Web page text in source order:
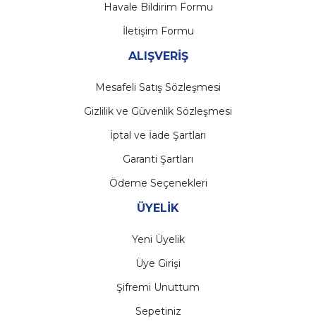
Havale Bildirim Formu
İletişim Formu
ALIŞVERİŞ
Mesafeli Satış Sözleşmesi
Gizlilik ve Güvenlik Sözleşmesi
İptal ve İade Şartları
Garanti Şartları
Ödeme Seçenekleri
ÜYELİK
Yeni Üyelik
Üye Girişi
Şifremi Unuttum
Sepetiniz